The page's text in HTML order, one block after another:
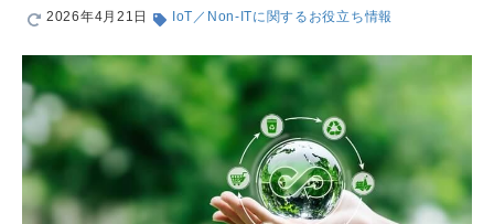
2026年4月21日 IoT／Non-ITに関するお役立ち情報